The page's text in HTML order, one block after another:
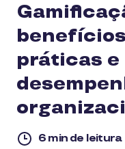
práticas e
6 min de leitura